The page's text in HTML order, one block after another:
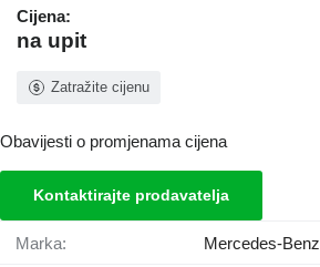
Cijena:
na upit
Zatražite cijenu
Obavijesti o promjenama cijena
Kontaktirajte prodavatelja
Marka: Mercedes-Benz